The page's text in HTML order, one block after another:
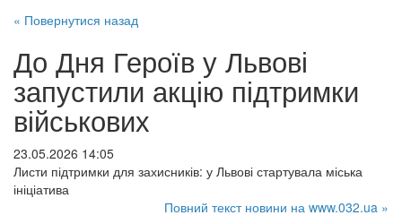
« Повернутися назад
До Дня Героїв у Львові
запустили акцію підтримки
військових
23.05.2026 14:05
Листи підтримки для захисників: у Львові стартувала міська
ініціатива
Повний текст новини на www.032.ua »